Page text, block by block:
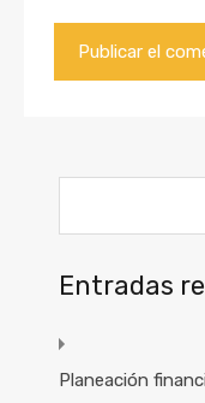
Entradas
Planeación